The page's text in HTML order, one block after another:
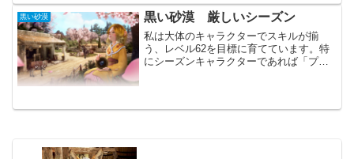
す。今後は多少なりとも活性化していく
事が望まれます。...
黒い砂漠 黒い砂漠 厳しいシーズン
私は大体のキャラクターでスキルが揃
う、レベル62を目標に育てています。特
にシーズンキャラクターであれば「プガ
験値のバフが、あまり無いの...